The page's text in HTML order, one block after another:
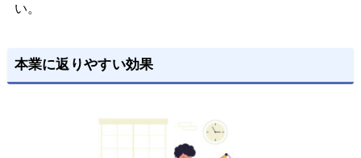
い。
本業に返りやすい効果